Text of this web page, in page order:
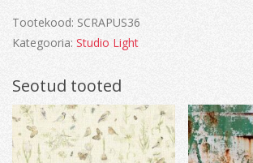
Tootekood: SCRAPUS36
Kategooria: Studio Light
Seotud tooted